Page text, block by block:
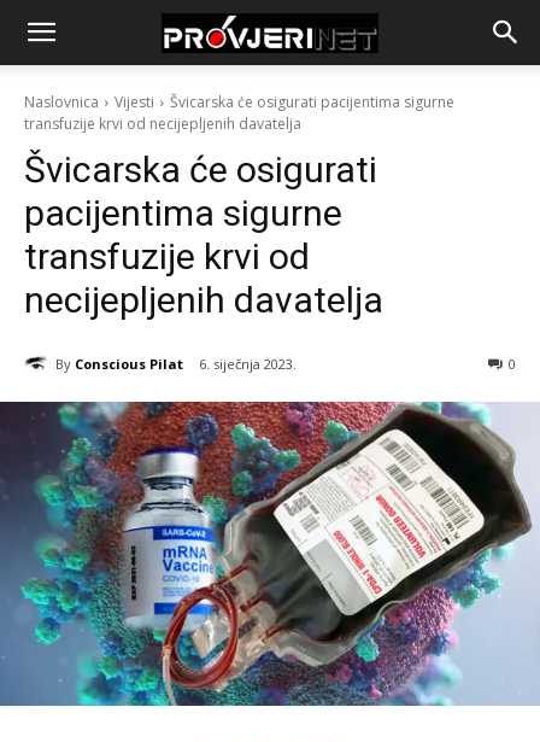
Naslovnica Vijesti
Švicarska će osigurati pacijentima sigurne
transfuzije krvi od necijepljenih davatelja
Švicarska će osigurati
pacijentima sigurne
transfuzije krvi od
necijepljenih davatelja
By Conscious Pilat 6. siječnja 2023. 0